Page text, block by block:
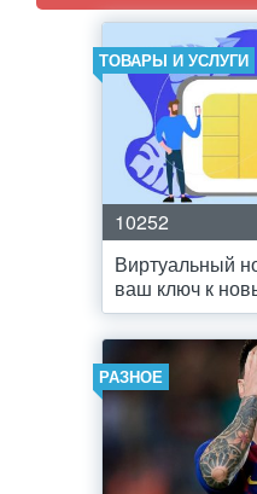
ТОВАРЫ И УСЛУГИ
10252
Виртуальный
ваш ключ к
РАЗНОЕ